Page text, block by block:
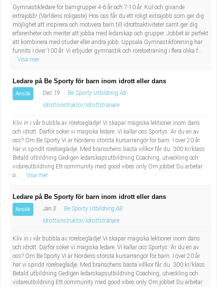
Gymnastikledare för barngrupper 4-6 år och 7-10 år. Kul och givande
extrajobb! (Världens roligaste) Hos oss får du ett roligt extrajobb som ger dig
möjlighet att inspirera och motivera barn till idrottsaktiviteter samt ger dig
erfarenheter och meriter att jobba med ledarskap och grupper. Jobbet är perfekt
att kombinera med studier eller andra jobb. Uppsala Gymnastikförening har
funnits i över 100 år. Vi erbjuder gymnastik och rörelseträning i flera olika f...
Visa mer
Ledare på Be Sporty för barn inom idrott eller dans
Ansök Dec 19
Be Sporty Utbildning AB
Idrottsinstruktör/Idrottstränare
Kliv in i vår bubbla av rörelseglädje! Vi skapar magiska lektioner inom dans
och idrott. Därför söker vi magiska ledare. Vi kallar oss Sportys. Är du en av
oss? Om Be Sporty Vi är Nordens största kursarrangör för barn. I över 20 år
har vi spridit rörelseglädje. Med branschens bästa villkor får du: 300 kr/klass
Betald utbildning Gedigen ledarskapsutbildning Coaching, utveckling och
vidareutbildning Ett community med good vibes only Om jobbet Du arbetar
o...
Visa mer
Ledare på Be Sporty för barn inom idrott eller dans
Ansök Jan 3
Be Sporty Utbildning AB
Idrottsinstruktör/Idrottstränare
Kliv in i vår bubbla av rörelseglädje! Vi skapar magiska lektioner inom dans
och idrott. Därför söker vi magiska ledare. Vi kallar oss Sportys. Är du en av
oss? Om Be Sporty Vi är Nordens största kursarrangör för barn. I över 20 år
har vi spridit rörelseglädje. Med branschens bästa villkor får du: 300 kr/klass
Betald utbildning Gedigen ledarskapsutbildning Coaching, utveckling och
vidareutbildning Ett community med good vibes only Om jobbet Du arbetar